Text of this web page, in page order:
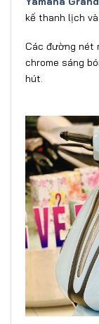
kế thanh lịch
Các đường nét
chrome sáng
hút.